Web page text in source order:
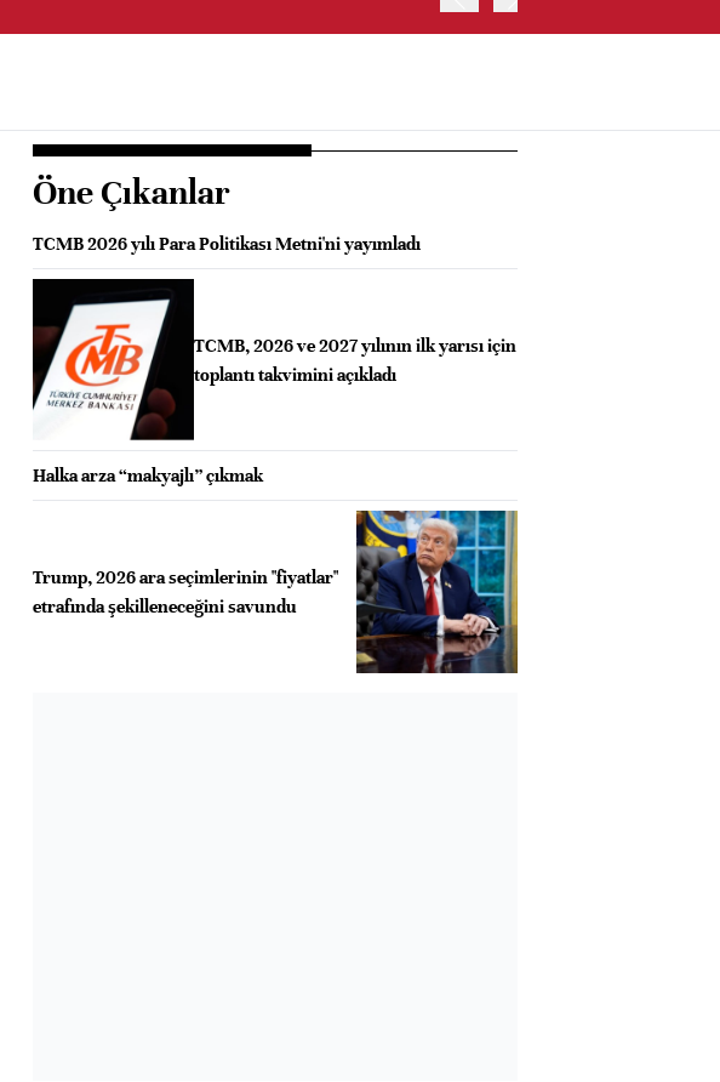
Öne Çıkanlar
TCMB 2026 yılı Para Politikası Metni'ni yayımladı
TCMB, 2026 ve 2027 yılının ilk yarısı için
toplantı takvimini açıkladı
Halka arza “makyajlı” çıkmak
Trump, 2026 ara seçimlerinin "fiyatlar"
etrafında şekilleneceğini savundu